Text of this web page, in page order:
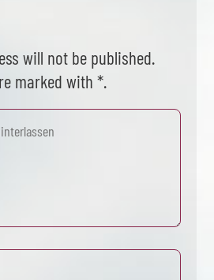
will not be published.
marked with *.